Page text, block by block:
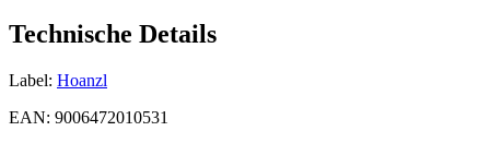
Technische Details
Label: Hoanzl
EAN: 9006472010531